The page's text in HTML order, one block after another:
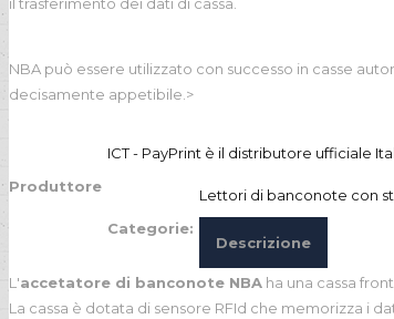
NBA può essere utilizzato con successo in casse
decisamente appetibile.>
Produttore
ICT - PayPrint è il distributore ufficiale
Categorie:
Lettori di banconote con
Descrizione
L'accetatore di banconote NBA ha una cassa
La cassa è dotata di sensore RFId che memorizza i